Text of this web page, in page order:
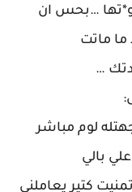
…بحس ان
ما ماتت
…
لوم مباشر
بالي
كتير يعاملني